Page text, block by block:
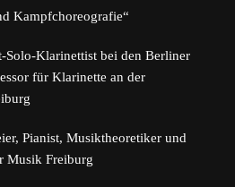
Kampfchoreografie“
Solo-Klarinettist bei den Berliner
für Klarinette an der
Pianist, Musiktheoretiker und
Musik Freiburg